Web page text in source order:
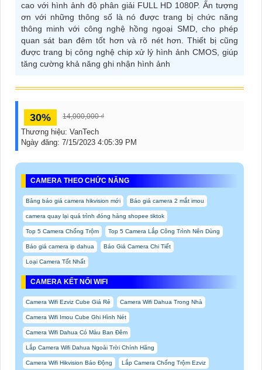
cao với hình ảnh độ phân giải FULL HD 1080P. Ấn tượng
ơn với những thông số là nó được trang bị chức năng
thông minh với công nghệ hồng ngoại SMD, cho phép
quan sát ban đêm tốt hơn và rõ nét hơn. Thiết bị cũng
được trang bị công nghệ chip xử lý hình ảnh CMOS, giúp
tăng cường khả năng ghi nhận hình ảnh
30% 14,000,000 ₫
Thương hiệu: VanTech
Ngày đăng: 7/15/2023 4:05:39 PM
CAMERA THEO CHỨC NĂNG
Bảng báo giá camera hikvision mới Báo giá camera 2 mắt imou
camera quay lại quá trình đóng hàng shopee tiktok
Top 5 Camera Chống Trộm Top 5 Camera Lắp Công Trình Nên Dùng
Báo giá camera ip dahua Báo Giá Camera Chi Tiết
Loại Camera Tốt Nhất
CAMERA KẾT NỐI WIFI
Camera Wifi Ezviz Cube Giá Rẻ Camera Wifi Dahua Trong Nhà
Camera Wifi Imou Cube Ghi Hình Nét
Camera Wifi Dahua Có Màu Ban Đêm
Lắp Camera Wifi Dahua Ngoài Trời Chính Hãng
Camera Wifi Hikvision Báo Động Lắp Camera Chống Trộm Ezviz